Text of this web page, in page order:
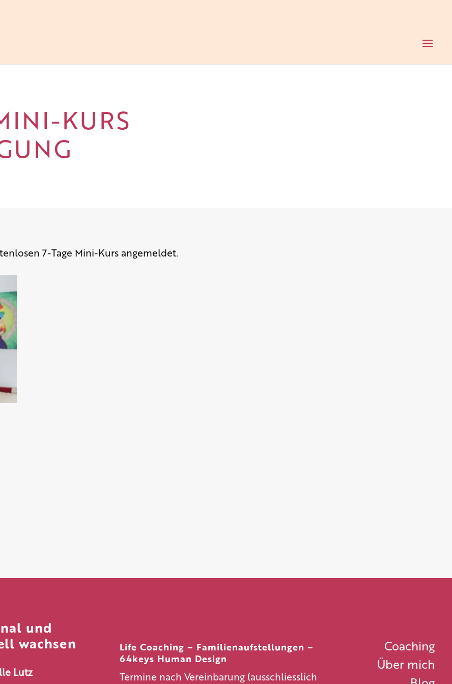
KURS
7-Tage Mini-Kurs angemeldet.
und
wachsen
Lutz
Life Coaching – Familienaufstellungen –
64keys Human Design
Termine nach Vereinbarung (ausschliesslich
Coaching
Über mich